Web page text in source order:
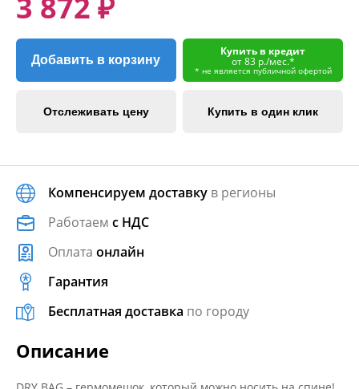
Добавить в корзину
Купить в кредит
от 83 р./мес.*
* не является публичной офертой
Отслеживать цену Купить в один клик
Компенсируем доставку в регионы
Работаем с НДС
Оплата онлайн
Гарантия
Бесплатная доставка по городу
Описание